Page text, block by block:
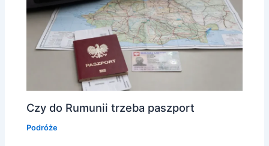
Czy do Rumunii trzeba paszport
Podróże